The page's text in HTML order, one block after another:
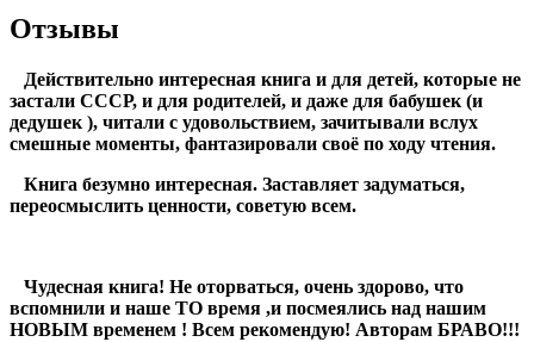
Отзывы
Действительно интересная книга и для детей, которые не
застали СССР, и для родителей, и даже для бабушек (и
дедушек ), читали с удовольствием, зачитывали вслух
смешные моменты, фантазировали своё по ходу чтения.
Книга безумно интересная. Заставляет задуматься,
переосмыслить ценности, советую всем.
Чудесная книга! Не оторваться, очень здорово, что
вспомнили и наше ТО время ,и посмеялись над нашим
НОВЫМ временем ! Всем рекомендую! Авторам БРАВО!!!